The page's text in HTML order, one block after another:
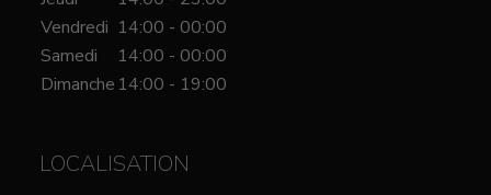
Vendredi 14:00 - 00:00
Samedi
14:00 - 00:00
Dimanche 14:00 - 19:00
LOCALISATION